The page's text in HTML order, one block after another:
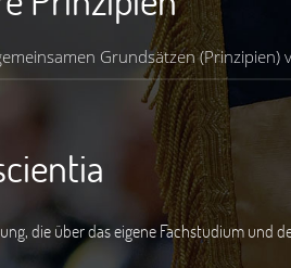
Grundsätzen (Prinzipien)
eigene Fachstudium und den Beruf